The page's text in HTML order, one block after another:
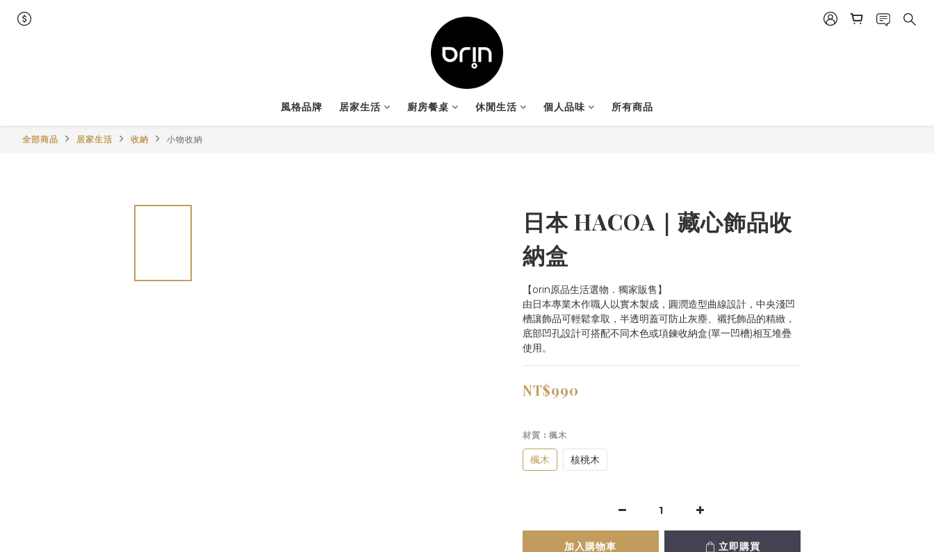
風格品牌 居家生活 廚房餐桌 休閒生活 個人品味 所有商品
全部商品 居家生活 收納 小物收納
日本 HACOA｜藏心飾品收
納盒
【orin原品生活選物．獨家販售】
由日本專業木作職人以實木製成，圓潤造型曲線設計，中央淺凹
槽讓飾品可輕鬆拿取，半透明蓋可防止灰塵、襯托飾品的精緻，
底部凹孔設計可搭配不同木色或項鍊收納盒(單一凹槽)相互堆疊
使用。
NT$990
材質 : 楓木
楓木 核桃木
加入購物車 立即購買